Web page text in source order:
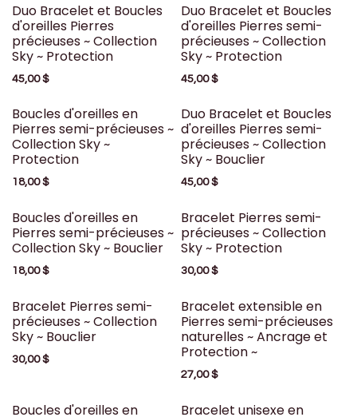
Duo Bracelet et Boucles
d'oreilles Pierres
précieuses ~ Collection
Sky ~ Protection
45,00$
Duo Bracelet et Boucles
d'oreilles Pierres semi-
précieuses ~ Collection
Sky ~ Protection
45,00$
Boucles d'oreilles en
Pierres semi-précieuses ~
Collection Sky ~
Protection
18,00$
Duo Bracelet et Boucles
d'oreilles Pierres semi-
précieuses ~ Collection
Sky ~ Bouclier
45,00$
Boucles d'oreilles en
Pierres semi-précieuses ~
Collection Sky ~ Bouclier
18,00$
Bracelet Pierres semi-
précieuses ~ Collection
Sky ~ Protection
30,00$
Bracelet Pierres semi-
précieuses ~ Collection
Sky ~ Bouclier
30,00$
Bracelet extensible en
Pierres semi-précieuses
naturelles ~ Ancrage et
Protection ~
27,00$
Boucles d'oreilles en
Bracelet unisexe en